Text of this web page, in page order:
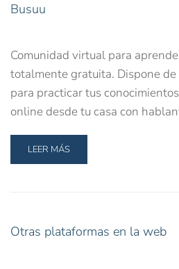
Busuu
Comunidad virtual para
totalmente gratuita. Dispone
para practicar tus
online desde tu casa con
LEER MÁS
Otras plataformas en la web